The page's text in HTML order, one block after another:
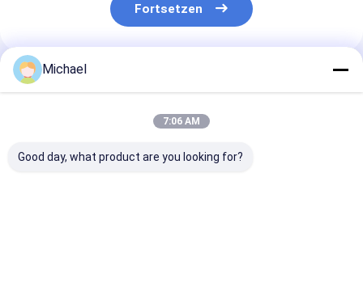
Fortsetzen
Empfohlene Produkte
Michael
7:06 AM
Good day, what product are you looking for?